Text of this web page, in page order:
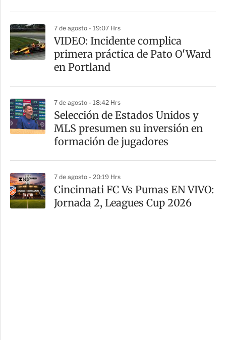
7 de agosto - 19:07 Hrs
VIDEO: Incidente complica
primera práctica de Pato O'Ward
en Portland
7 de agosto - 18:42 Hrs
Selección de Estados Unidos y
MLS presumen su inversión en
formación de jugadores
7 de agosto - 20:19 Hrs
Cincinnati FC Vs Pumas EN VIVO:
Jornada 2, Leagues Cup 2026